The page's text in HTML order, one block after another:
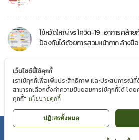
ไข้หวัดใหญ่ vs โควิด-19 : อาการคล้า
ป้องกันได้ด้วยการสวมหน้ากาก ล้างมือ
ฝุ่น PM 2.5 อาจเป็นภัยเงียบที่เรามอง
ลดความเสี่ยงต่อสุขภาพได้!
นโยบายความเป็นส่วนตัว|นโ
เว็บไซต์นี้ใช้คุกกี้
เราใช้คุกกี้เพื่อเพิ่มประสิทธิภาพ และประสบการณ์ที่
สามารถเลือกตั้งค่าความยินยอมการใช้คุกกี้ได้ โด
คุกกี้" นโยบายคุกกี้
ปฏิเสธทั้งหมด